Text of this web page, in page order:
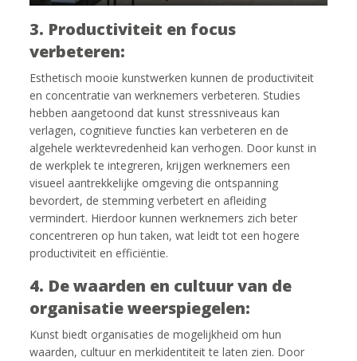
3. Productiviteit en focus
verbeteren:
Esthetisch mooie kunstwerken kunnen de productiviteit
en concentratie van werknemers verbeteren. Studies
hebben aangetoond dat kunst stressniveaus kan
verlagen, cognitieve functies kan verbeteren en de
algehele werktevredenheid kan verhogen. Door kunst in
de werkplek te integreren, krijgen werknemers een
visueel aantrekkelijke omgeving die ontspanning
bevordert, de stemming verbetert en afleiding
vermindert. Hierdoor kunnen werknemers zich beter
concentreren op hun taken, wat leidt tot een hogere
productiviteit en efficiëntie.
4. De waarden en cultuur van de
organisatie weerspiegelen:
Kunst biedt organisaties de mogelijkheid om hun
waarden, cultuur en merkidentiteit te laten zien. Door